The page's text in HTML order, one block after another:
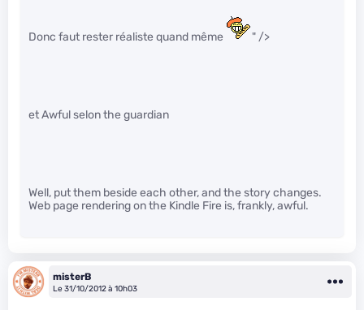
Donc faut rester réaliste quand même " />
et Awful selon the guardian
Well, put them beside each other, and the story changes.
Web page rendering on the Kindle Fire is, frankly, awful.
misterB
Le 31/10/2012 à 10h03